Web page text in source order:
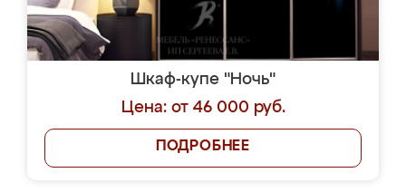
Шкаф-купе "Ночь"
Цена: от 46 000 руб.
ПОДРОБНЕЕ